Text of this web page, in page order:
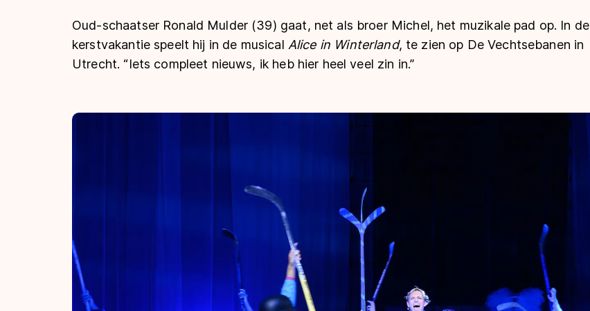
De weg op
Schaatsfans
Olympische Spelen
Oud-schaatser Ronald Mulder (39) gaat, net als broer Michel, het muzikale pad op. In de
kerstvakantie speelt hij in de musical Alice in Winterland, te zien op De Vechtsebanen in
Utrecht. “Iets compleet nieuws, ik heb hier heel veel zin in.”